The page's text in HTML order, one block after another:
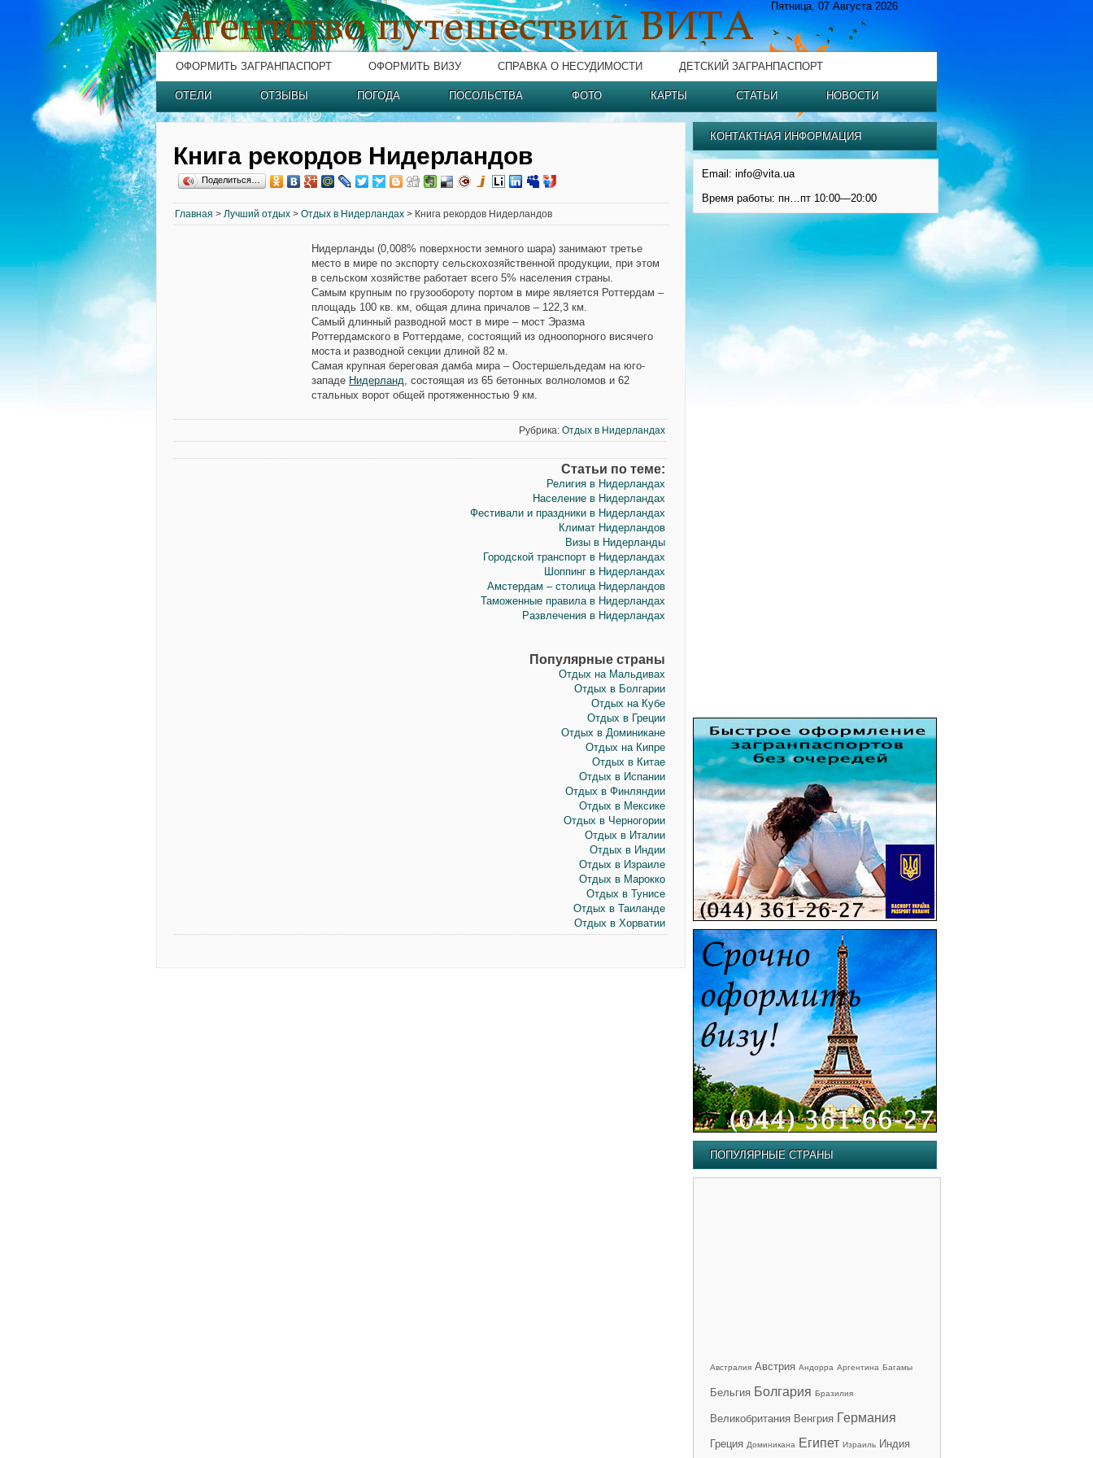
Пятница, 07 Августа 2026
ОФОРМИТЬ ЗАГРАНПАСПОРТ ОФОРМИТЬ ВИЗУ СПРАВКА О НЕСУДИМОСТИ ДЕТСКИЙ ЗАГРАНПАСПОРТ
ОТЕЛИ ОТЗЫВЫ ПОГОДА ПОСОЛЬСТВА ФОТО КАРТЫ СТАТЬИ НОВОСТИ
Книга рекордов Нидерландов
Поделиться…
Главная > Лучший отдых > Отдых в Нидерландах > Книга рекордов Нидерландов
Нидерланды (0,008% поверхности земного шара) занимают третье
место в мире по экспорту сельскохозяйственной продукции, при этом
в сельском хозяйстве работает всего 5% населения страны.
Самым крупным по грузообороту портом в мире является Роттердам –
площадь 100 кв. км, общая длина причалов – 122,3 км.
Самый длинный разводной мост в мире – мост Эразма
Роттердамского в Роттердаме, состоящий из одноопорного висячего
моста и разводной секции длиной 82 м.
Самая крупная береговая дамба мира – Оостершельдедам на юго-
западе Нидерланд, состоящая из 65 бетонных волноломов и 62
стальных ворот общей протяженностью 9 км.
Рубрика: Отдых в Нидерландах
Статьи по теме:
Религия в Нидерландах
Население в Нидерландах
Фестивали и праздники в Нидерландах
Климат Нидерландов
Визы в Нидерланды
Городской транспорт в Нидерландах
Шоппинг в Нидерландах
Амстердам – столица Нидерландов
Таможенные правила в Нидерландах
Развлечения в Нидерландах
Популярные страны
Отдых на Мальдивах
Отдых в Болгарии
Отдых на Кубе
Отдых в Греции
Отдых в Доминикане
Отдых на Кипре
Отдых в Китае
Отдых в Испании
Отдых в Финляндии
Отдых в Мексике
Отдых в Черногории
Отдых в Италии
Отдых в Индии
Отдых в Израиле
Отдых в Марокко
Отдых в Тунисе
Отдых в Таиланде
Отдых в Хорватии
КОНТАКТНАЯ ИНФОРМАЦИЯ
Email: info@vita.ua
Время работы: пн…пт 10:00—20:00
ПОПУЛЯРНЫЕ СТРАНЫ
Австралия Австрия Андорра Аргентина Багамы
Бельгия Болгария Бразилия
Великобритания Венгрия Германия
Греция Доминикана Египет Израиль Индия